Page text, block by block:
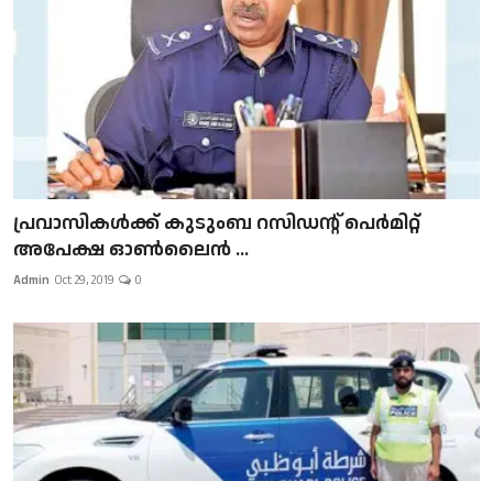
പ്രവാസികള്‍ക്ക് കുടുംബ റസിഡന്റ് പെർമിറ്റ്
അപേക്ഷ ഓൺലൈൻ ...
Admin Oct 29, 2019 0